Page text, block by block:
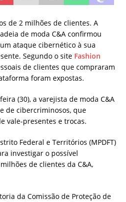
de 2 milhões de clientes. A
de moda C&A confirmou
ataque cibernético à sua
Segundo o site Fashion
de clientes que compraram
foram expostas.
(30), a varejista de moda C&A
de cibercriminosos, que
vale-presentes e trocas.
Federal e Territórios (MPDFT)
investigar o possível
de clientes da C&A,
da Comissão de Proteção de